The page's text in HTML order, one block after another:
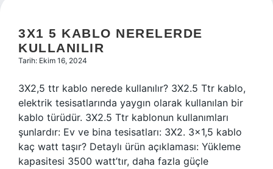
3X1 5 KABLO NERELERDE
KULLANILIR
Tarih: Ekim 16, 2024
3X2,5 ttr kablo nerede kullanılır? 3X2.5 Ttr kablo,
elektrik tesisatlarında yaygın olarak kullanılan bir
kablo türüdür. 3X2.5 Ttr kablonun kullanımları
şunlardır: Ev ve bina tesisatları: 3X2. 3×1,5 kablo
kaç watt taşır? Detaylı ürün açıklaması: Yükleme
kapasitesi 3500 watt’tır, daha fazla güçle